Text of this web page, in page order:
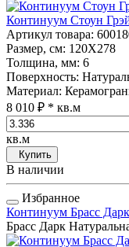
Континуум Стоун
Артикул товара:
Размер, см: 120Х278
Толщина, мм: 6
Поверхность:
Материал:
8 010 ₽ * кв.м
кв.м
Купить
В наличии
Избранное
Континуум Брасс
Брасс Дарк